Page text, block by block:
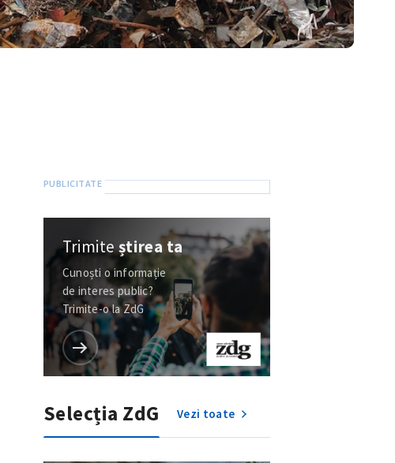
Trimiteștirea ta
Cunoști o informație
de interes public?
Trimite-o la ZdG
Selecția ZdG Vezi toate